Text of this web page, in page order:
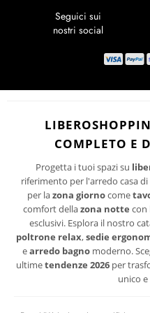
RICHIEDI UN RESO
aggiornato sulle ultime
novità per la tua casa.
I suoi dati personali verranno trattati per
Per maggiori informazioni sul
COMPLETO E
Progetta i tuoi spazi su
riferimento per l'arredo casa
per lazona giornocome
comfort dellazona notte con
esclusivi. Esplora il nostro
poltrone relax,sedie
earredo bagno moderno.
ultimetendenze 2026 per
unico